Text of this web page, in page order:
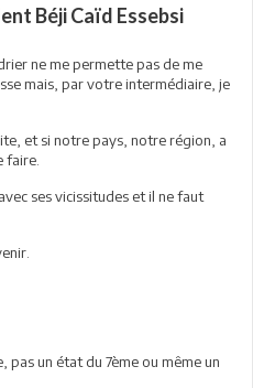
Béji Caïd Essebsi
ne me permette pas de me
mais, par votre intermédiaire, je
et si notre pays, notre région, a
faire.
ses vicissitudes et il ne faut
pas un état du 7ème ou même un